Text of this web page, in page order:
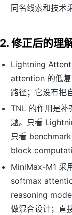
同名线索和技术
2. 修正后的理
Lightning
attention 的低复
路径；它没有把
TNL 的作用是
题。只看
只看
block
MiniMax-M1 采
softmax
reasoning
做混合设计；直